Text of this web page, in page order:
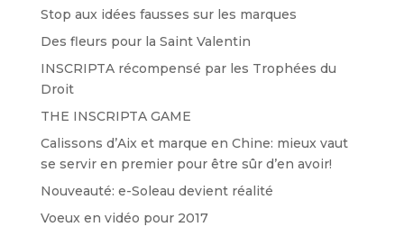
Stop aux idées fausses sur les marques
Des fleurs pour la Saint Valentin
INSCRIPTA récompensé par les Trophées du
Droit
THE INSCRIPTA GAME
Calissons d’Aix et marque en Chine: mieux vaut
se servir en premier pour être sûr d’en avoir!
Nouveauté: e-Soleau devient réalité
Voeux en vidéo pour 2017